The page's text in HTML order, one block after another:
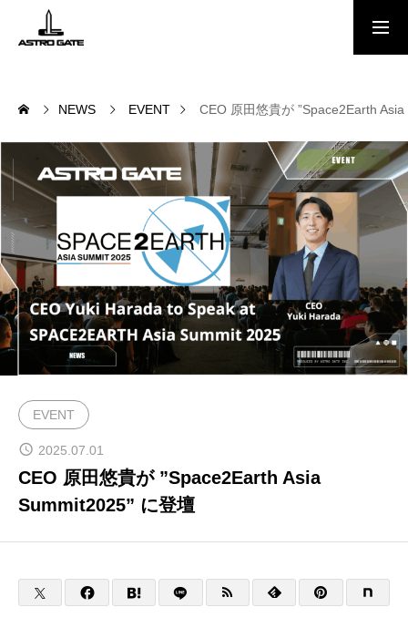
NEWS
会社概要
MEMBER
スペースポート
宇宙ビジネスコンサルティング
宇宙のまちづくり
CONTACT
NEWS EVENT CEO 原田悠貴が ”Space2Earth
EVENT
2025.07.01
CEO 原田悠貴が ”Space2Earth Asia
Summit2025” に登壇